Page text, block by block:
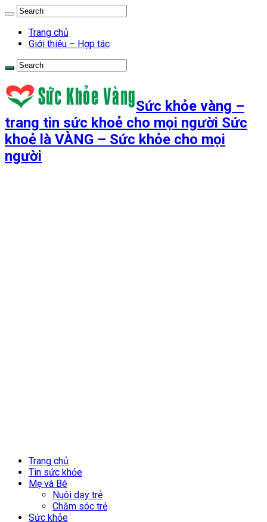
Trang chủ
Giới thiệu – Hợp tác
Sức khỏe vàng –
trang tin sức khoẻ cho mọi người Sức
khoẻ là VÀNG – Sức khỏe cho mọi
người
Trang chủ
Tin sức khỏe
Mẹ và Bé
Nuôi dạy trẻ
Chăm sóc trẻ
Sức khỏe